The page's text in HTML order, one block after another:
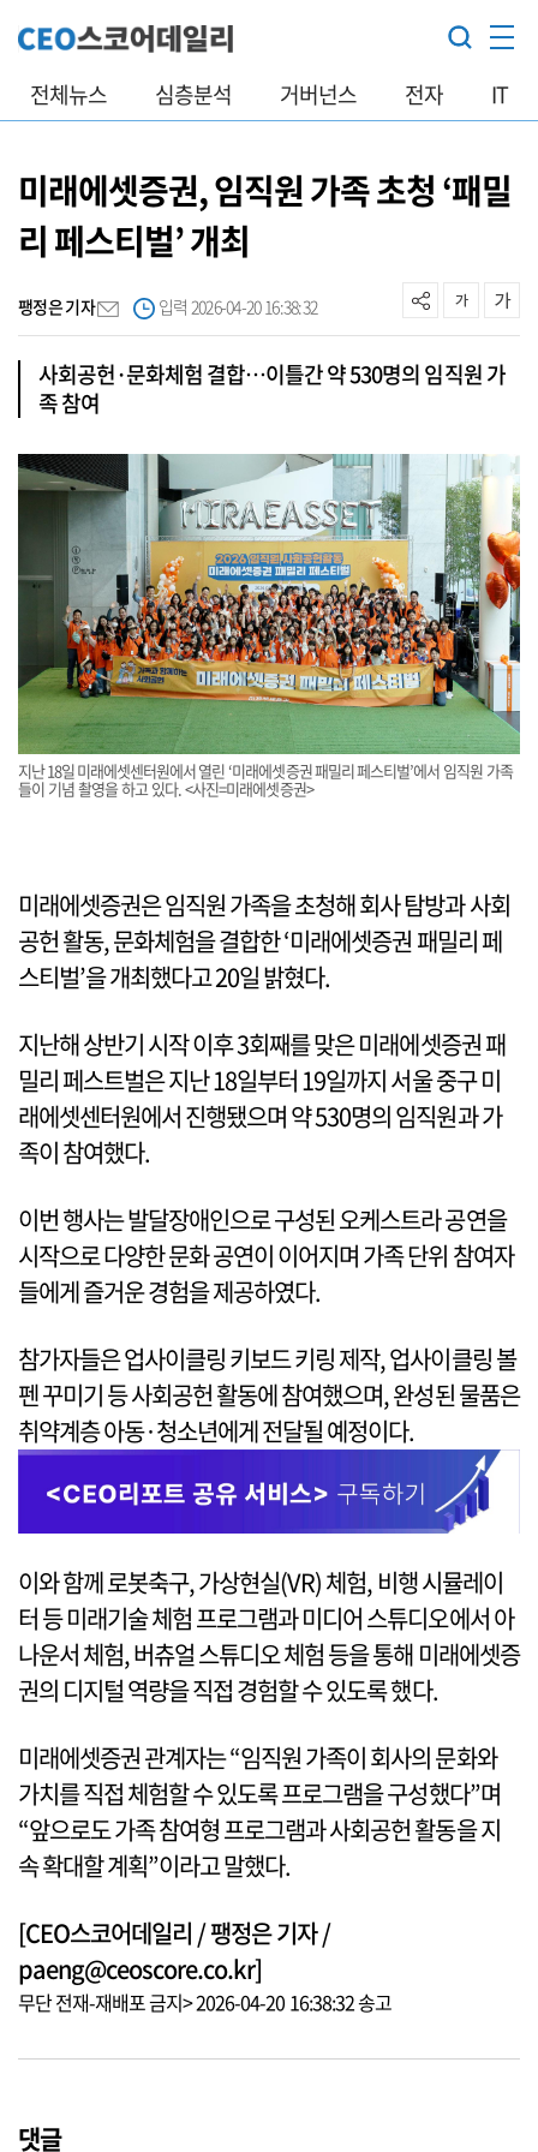
전체뉴스 심층분석 거버넌스 전자 IT
미래에셋증권, 임직원 가족 초청 ‘패밀
리 페스티벌’ 개최
팽정은 기자 입력 2026-04-20 16:38:32
사회공헌·문화체험 결합…이틀간 약 530명의 임직원 가
족 참여
지난 18일 미래에셋센터원에서 열린 ‘미래에셋증권 패밀리 페스티벌’에서 임직원 가족
들이 기념 촬영을 하고 있다. <사진=미래에셋증권>
미래에셋증권은 임직원 가족을 초청해 회사 탐방과 사회
공헌 활동, 문화체험을 결합한 ‘미래에셋증권 패밀리 페
스티벌’을 개최했다고 20일 밝혔다.
지난해 상반기 시작 이후 3회째를 맞은 미래에셋증권 패
밀리 페스트벌은 지난 18일부터 19일까지 서울 중구 미
래에셋센터원에서 진행됐으며 약 530명의 임직원과 가
족이 참여했다.
이번 행사는 발달장애인으로 구성된 오케스트라 공연을
시작으로 다양한 문화 공연이 이어지며 가족 단위 참여자
들에게 즐거운 경험을 제공하였다.
참가자들은 업사이클링 키보드 키링 제작, 업사이클링 볼
펜 꾸미기 등 사회공헌 활동에 참여했으며, 완성된 물품은
취약계층 아동·청소년에게 전달될 예정이다.
이와 함께 로봇축구, 가상현실(VR) 체험, 비행 시뮬레이
터 등 미래기술 체험 프로그램과 미디어 스튜디오에서 아
나운서 체험, 버츄얼 스튜디오 체험 등을 통해 미래에셋증
권의 디지털 역량을 직접 경험할 수 있도록 했다.
미래에셋증권 관계자는 “임직원 가족이 회사의 문화와
가치를 직접 체험할 수 있도록 프로그램을 구성했다”며
“앞으로도 가족 참여형 프로그램과 사회공헌 활동을 지
속 확대할 계획”이라고 말했다.
[CEO스코어데일리 / 팽정은 기자 /
paeng@ceoscore.co.kr]
무단 전재-재배포 금지> 2026-04-20 16:38:32 송고
댓글